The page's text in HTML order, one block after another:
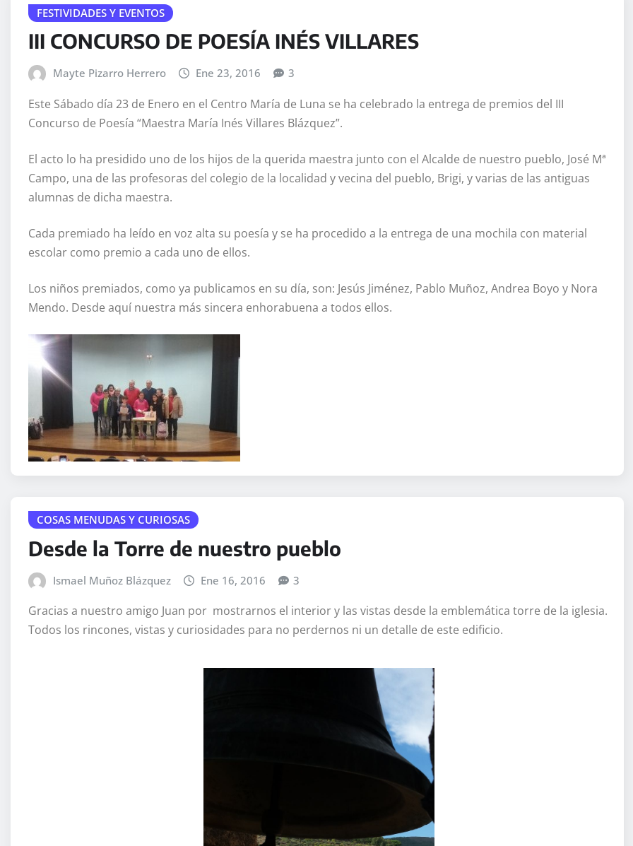
FESTIVIDADES Y EVENTOS
III CONCURSO DE POESÍA INÉS VILLARES
Mayte Pizarro Herrero Ene 23, 2016 3
Este Sábado día 23 de Enero en el Centro María de Luna se ha celebrado la entrega de premios del III
Concurso de Poesía “Maestra María Inés Villares Blázquez”.
El acto lo ha presidido uno de los hijos de la querida maestra junto con el Alcalde de nuestro pueblo, José Mª
Campo, una de las profesoras del colegio de la localidad y vecina del pueblo, Brigi, y varias de las antiguas
alumnas de dicha maestra.
Cada premiado ha leído en voz alta su poesía y se ha procedido a la entrega de una mochila con material
escolar como premio a cada uno de ellos.
Los niños premiados, como ya publicamos en su día, son: Jesús Jiménez, Pablo Muñoz, Andrea Boyo y Nora
Mendo. Desde aquí nuestra más sincera enhorabuena a todos ellos.
COSAS MENUDAS Y CURIOSAS
Desde la Torre de nuestro pueblo
Ismael Muñoz Blázquez Ene 16, 2016 3
Gracias a nuestro amigo Juan por mostrarnos el interior y las vistas desde la emblemática torre de la iglesia.
Todos los rincones, vistas y curiosidades para no perdernos ni un detalle de este edificio.